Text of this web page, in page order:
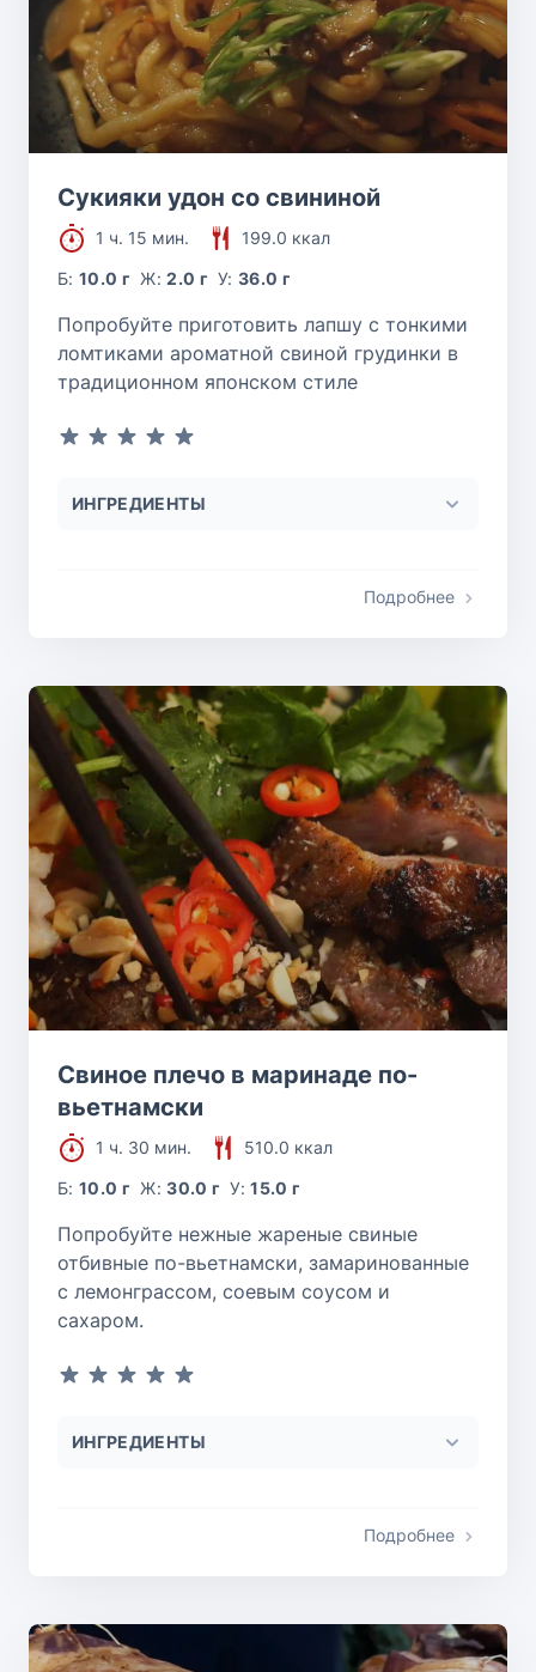
Сукияки удон со свининой
1 ч. 15 мин.
199.0 ккал
Б:10.0 г Ж:2.0 г У:36.0 г
Попробуйте приготовить лапшу с тонкими
ломтиками ароматной свиной грудинки в
традиционном японском стиле
ИНГРЕДИЕНТЫ
Подробнее
Свиное плечо в маринаде по-
вьетнамски
1 ч. 30 мин.
510.0 ккал
Б:10.0 г Ж:30.0 г У:15.0 г
Попробуйте нежные жареные свиные
отбивные по-вьетнамски, замаринованные
с лемонграссом, соевым соусом и
сахаром.
ИНГРЕДИЕНТЫ
Подробнее